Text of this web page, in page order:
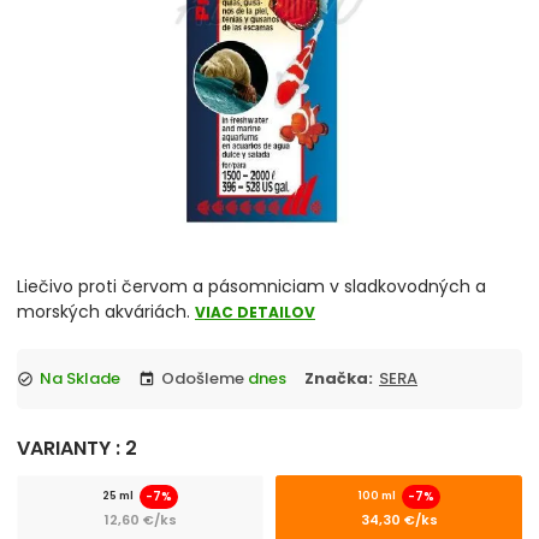
Vzduchovací motorček, kompresor
JUWEL akvarium komplety
Akvaristika merače, controllery
Liečivo proti červom a pásomniciam v sladkovodných a
morských akváriách. VIAC DETAILOV
check_circle Na Sklade event Odošleme dnes Značka: SERA
VARIANTY : 2
25 ml -7%
12,60 €/ks
100 ml -7%
34,30 €/ks